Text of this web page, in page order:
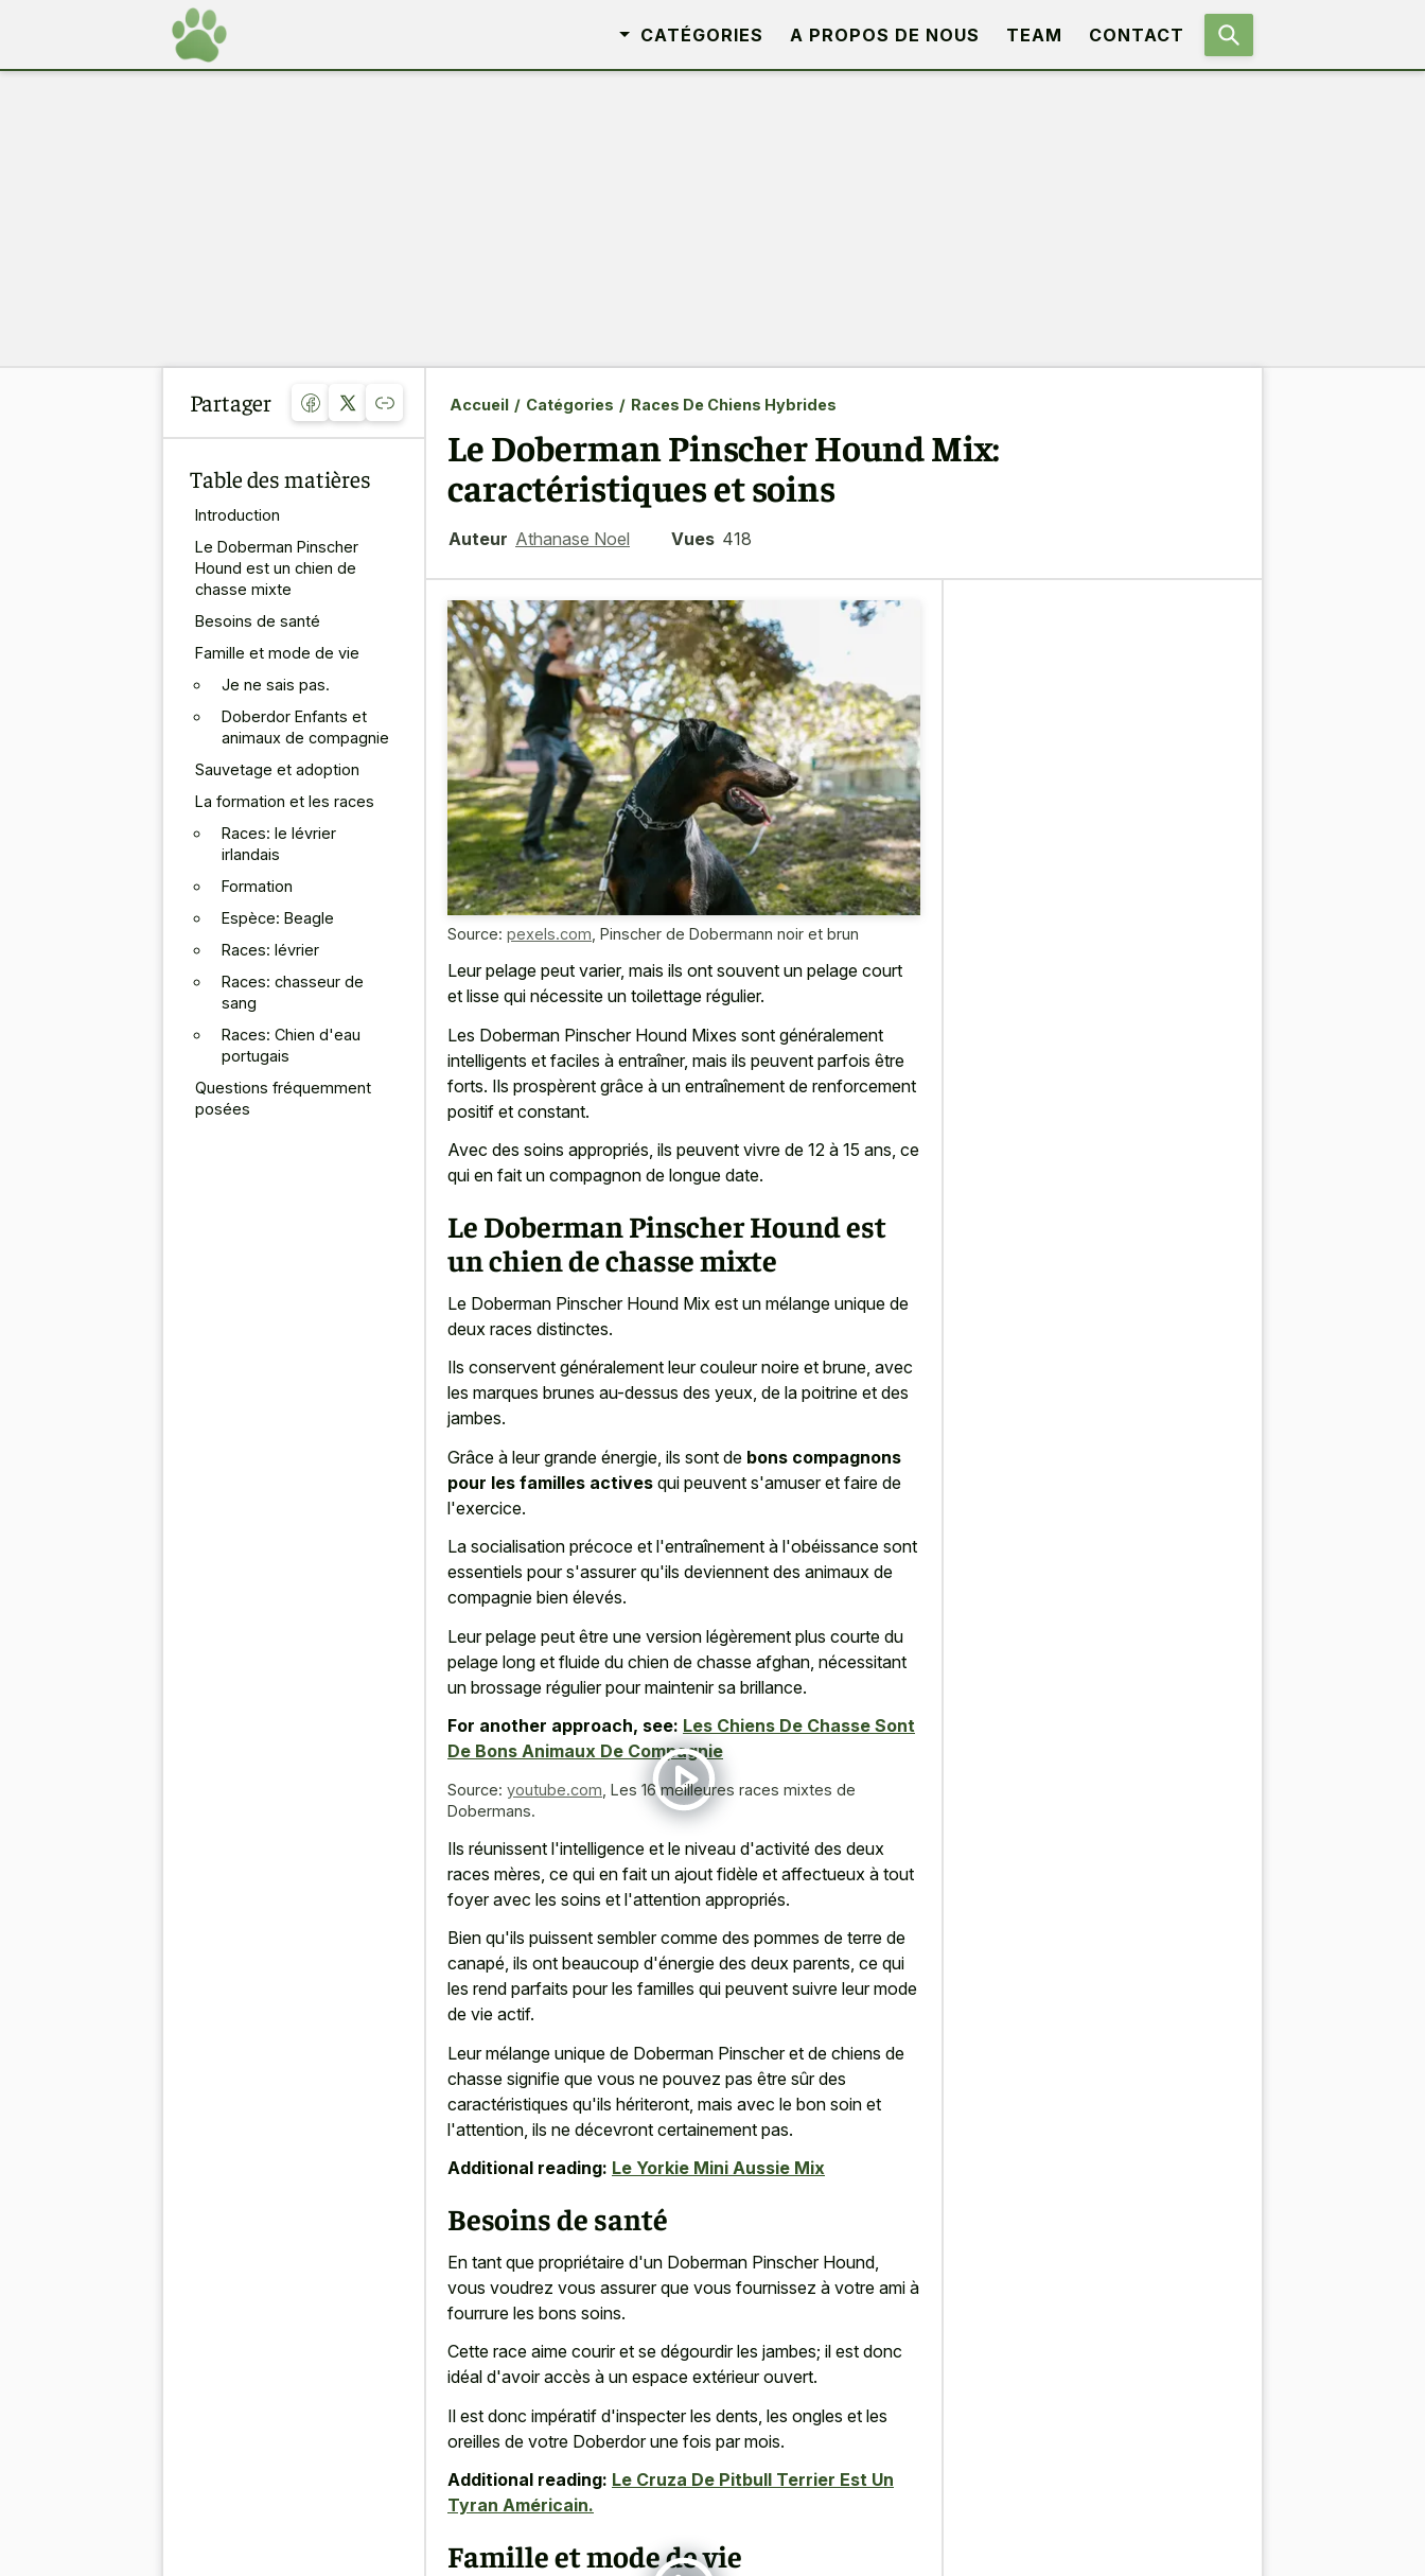
CATÉGORIES A PROPOS DE NOUS TEAM CONTACT
Partager
Table des matières
Introduction
Le Doberman Pinscher
Hound est un chien de
chasse mixte
Besoins de santé
Famille et mode de vie
Je ne sais pas.
Doberdor Enfants et
animaux de compagnie
Sauvetage et adoption
La formation et les races
Races: le lévrier
irlandais
Formation
Espèce: Beagle
Races: lévrier
Races: chasseur de
sang
Races: Chien d'eau
portugais
Questions fréquemment
posées
Accueil / Catégories / Races De Chiens Hybrides
Le Doberman Pinscher Hound Mix:
caractéristiques et soins
Auteur Athanase Noel Vues 418
Source: pexels.com Pinscher de Dobermann noir et brun
Leur pelage peut varier, mais ils ont souvent un pelage court
et lisse qui nécessite un toilettage régulier.
Les Doberman Pinscher Hound Mixes sont généralement
intelligents et faciles à entraîner, mais ils peuvent parfois être
forts. Ils prospèrent grâce à un entraînement de renforcement
positif et constant.
Avec des soins appropriés, ils peuvent vivre de 12 à 15 ans, ce
qui en fait un compagnon de longue date.
Le Doberman Pinscher Hound est
un chien de chasse mixte
Le Doberman Pinscher Hound Mix est un mélange unique de
deux races distinctes.
Ils conservent généralement leur couleur noire et brune, avec
les marques brunes au-dessus des yeux, de la poitrine et des
jambes.
Grâce à leur grande énergie, ils sont de bons compagnons
pour les familles actives qui peuvent s'amuser et faire de
l'exercice.
La socialisation précoce et l'entraînement à l'obéissance sont
essentiels pour s'assurer qu'ils deviennent des animaux de
compagnie bien élevés.
Leur pelage peut être une version légèrement plus courte du
pelage long et fluide du chien de chasse afghan, nécessitant
un brossage régulier pour maintenir sa brillance.
For another approach, see: Les Chiens De Chasse Sont
De Bons Animaux De Compagnie
Source: youtube.com Les 16 meilleures races mixtes de
Dobermans.
Ils réunissent l'intelligence et le niveau d'activité des deux
races mères, ce qui en fait un ajout fidèle et affectueux à tout
foyer avec les soins et l'attention appropriés.
Bien qu'ils puissent sembler comme des pommes de terre de
canapé, ils ont beaucoup d'énergie des deux parents, ce qui
les rend parfaits pour les familles qui peuvent suivre leur mode
de vie actif.
Leur mélange unique de Doberman Pinscher et de chiens de
chasse signifie que vous ne pouvez pas être sûr des
caractéristiques qu'ils hériteront, mais avec le bon soin et
l'attention, ils ne décevront certainement pas.
Additional reading: Le Yorkie Mini Aussie Mix
Besoins de santé
En tant que propriétaire d'un Doberman Pinscher Hound,
vous voudrez vous assurer que vous fournissez à votre ami à
fourrure les bons soins.
Cette race aime courir et se dégourdir les jambes; il est donc
idéal d'avoir accès à un espace extérieur ouvert.
Il est donc impératif d'inspecter les dents, les ongles et les
oreilles de votre Doberdor une fois par mois.
Additional reading: Le Cruza De Pitbull Terrier Est Un
Tyran Américain.
Famille et mode de vie